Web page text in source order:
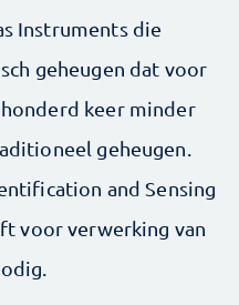
Instruments die
geheugen dat voor
keer minder
geheugen.
and Sensing
voor verwerking van
nodig.